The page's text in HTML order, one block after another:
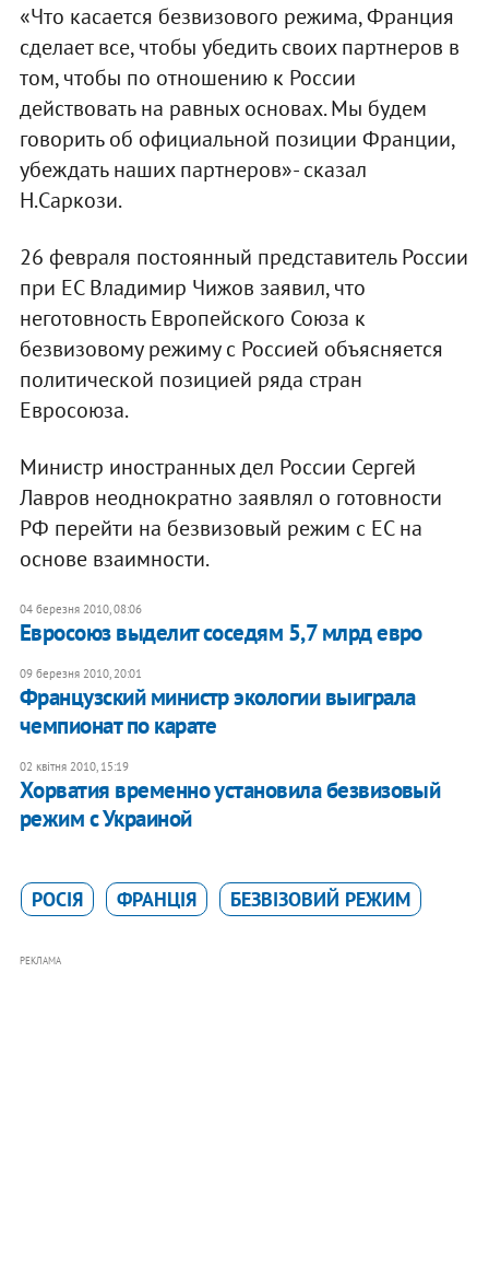
«Что касается безвизового режима, Франция
сделает все, чтобы убедить своих партнеров в
том, чтобы по отношению к России
действовать на равных основах. Мы будем
говорить об официальной позиции Франции,
убеждать наших партнеров»- сказал
Н.Саркози.
26 февраля постоянный представитель России
при ЕС Владимир Чижов заявил, что
неготовность Европейского Союза к
безвизовому режиму с Россией объясняется
политической позицией ряда стран
Евросоюза.
Министр иностранных дел России Сергей
Лавров неоднократно заявлял о готовности
РФ перейти на безвизовый режим с ЕС на
основе взаимности.
04 березня 2010, 08:06
Евросоюз выделит соседям 5,7 млрд евро
09 березня 2010, 20:01
Французский министр экологии выиграла
чемпионат по карате
02 квітня 2010, 15:19
Хорватия временно установила безвизовый
режим с Украиной
РОСІЯ ФРАНЦІЯ БЕЗВІЗОВИЙ РЕЖИМ
РЕКЛАМА